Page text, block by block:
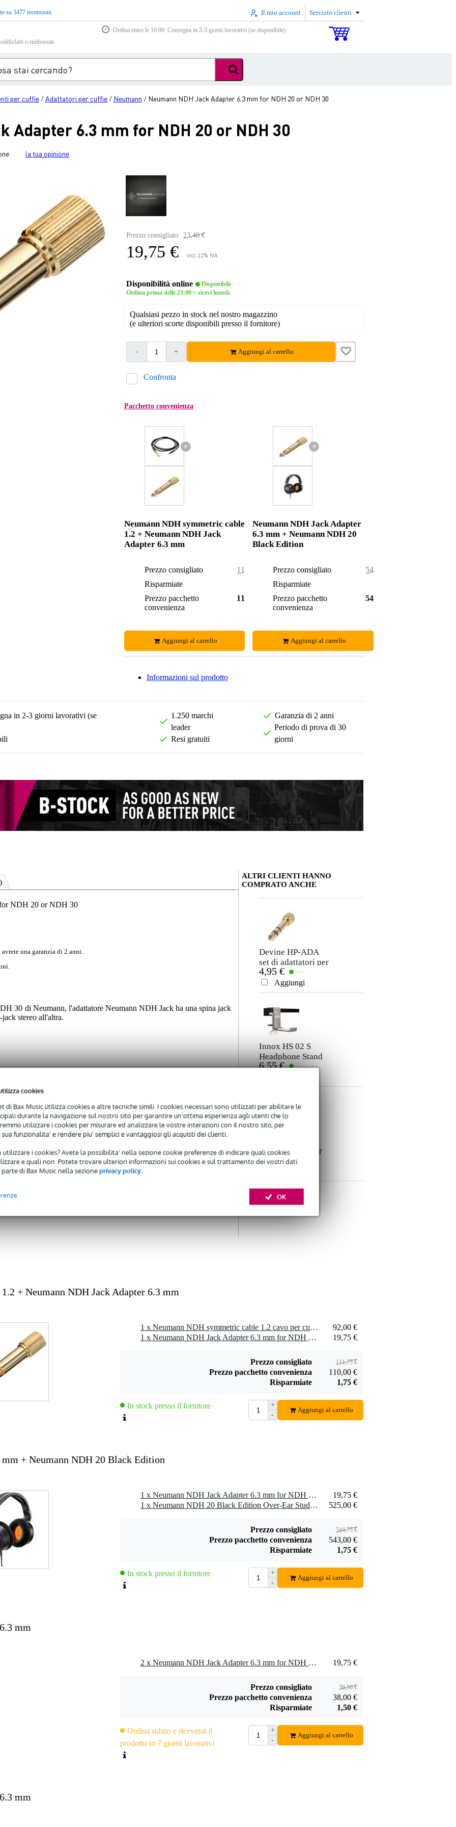
cookies
di Bax Music utilizza cookies e altre tecniche simili. I cookies necessari sono utilizzati per abilitare le
durante la navigazione sul nostro sito per garantire un'ottima esperienza agli utenti che lo
utilizzare i cookies per misurare ed analizzare le vostre interazioni con il nostro sito, per
funzionalita' e rendere piu' semplici e vantaggiosi gli acquisti dei clienti.
utilizzare i cookies? Avete la possibilita' nella sezione cookie preferenze di indicare quali cookies
e quali non. Potete trovare ulteriori informazioni sui cookies e sul trattamento dei vostri dati
di Bax Music nella sezioneprivacy policy.
OK
su 3477 recensioni Il mio account Servizio clienti
Ordina entro le 16:00: Consegna in 2-3 giorni lavorativi (se disponibile)
o rimborsati
per cuffie /Adattatori per cuffie / Neumann / Neumann NDH Jack Adapter 6.3 mm for NDH 20 or NDH 30
Adapter 6.3 mm for NDH 20 or NDH 30
la tua opinione
Prezzo consigliato 23,40 €
19,75 € incl. 22% IVA
Disponibilità online
Disponibile
Ordina prima delle 23:00 = ricevi lunedì
Qualsiasi pezzo in stock nel nostro magazzino
(e ulteriori scorte disponibili presso il fornitore)
- + Aggiungi al carrello
Confronta
Pacchetto convenienza
+
Neumann NDH symmetric cable
1.2 + Neumann NDH Jack
Adapter 6.3 mm
Prezzo consigliato
111,75 €
Risparmiate
Prezzo pacchetto
convenienza
110,00 €
Aggiungi al carrello
+
Neumann NDH Jack Adapter
6.3 mm + Neumann NDH 20
Black Edition
Prezzo consigliato
544,75 €
Risparmiate
Prezzo pacchetto
convenienza
543,00 €
Aggiungi al carrello
Informazioni sul prodotto
in 2-3 giorni lavorativi (se
1.250 marchi
leader
Resi gratuiti
Garanzia di 2 anni
Periodo di prova di 30
giorni
NDH 20 or NDH 30
una garanzia di 2 anni.
30 di Neumann, l'adattatore Neumann NDH Jack ha una spina jack
stereo all'altra.
jack 6,35 mm maschio - jack 3,5 mm femmina
jack 6.3 mm TRS male
x 12,0 x 1,0 cm
La tua opinione
Soprannome
Valutazione
Non ci sono ancora recensioni per questo prodotto.
ALTRI CLIENTI HANNO
COMPRATO ANCHE
Devine HP-ADA
set di adattatori per
cuffie con sistema
ad avvitamento (set
di 2)
4,95 €
Aggiungi
Innox HS 02 S
Headphone Stand
6,55 €
16090 gancio per
cuffie
15,55 €
Innox HS 02 B
Headphone Stand
Aggiungi
+ Neumann NDH Jack Adapter 6.3 mm
1 x Neumann NDH symmetric cable 1.2 cavo per cuffie per NDH 30
92,00 €
1 x Neumann NDH Jack Adapter 6.3 mm for NDH 20 or NDH 30
19,75 €
Prezzo consigliato 111,75 €
Prezzo pacchetto convenienza
110,00 €
Risparmiate
1,75 €
In stock presso il fornitore
+
-
Aggiungi al carrello
+ Neumann NDH 20 Black Edition
1 x Neumann NDH Jack Adapter 6.3 mm for NDH 20 or NDH 30
19,75 €
1 x Neumann NDH 20 Black Edition Over-Ear Studio Headphones
525,00 €
Prezzo consigliato 544,75 €
Prezzo pacchetto convenienza
543,00 €
Risparmiate
1,75 €
In stock presso il fornitore
+
-
Aggiungi al carrello
mm
2 x Neumann NDH Jack Adapter 6.3 mm for NDH 20 or NDH 30 19,75 €
Prezzo consigliato 39,50 €
Prezzo pacchetto convenienza
38,00 €
Risparmiate
1,50 €
Ordina subito e riceverai il
prodotto in 7 giorni lavorativi
+
-
Aggiungi al carrello
mm